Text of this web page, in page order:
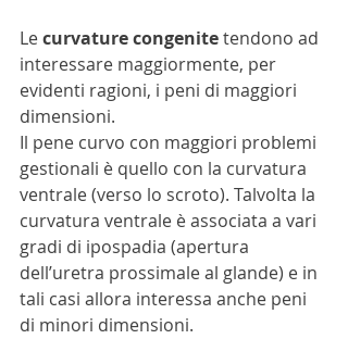
Le curvature congenite tendono ad
interessare maggiormente, per
evidenti ragioni, i peni di maggiori
dimensioni.
Il pene curvo con maggiori problemi
gestionali è quello con la curvatura
ventrale (verso lo scroto). Talvolta la
curvatura ventrale è associata a vari
gradi di ipospadia (apertura
dell’uretra prossimale al glande) e in
tali casi allora interessa anche peni
di minori dimensioni.